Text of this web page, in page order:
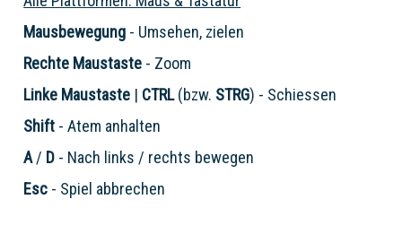
Mausbewegung - Umsehen, zielen
Rechte Maustaste - Zoom
Linke Maustaste | CTRL(bzw. STRG) - Schiessen
Shift - Atem anhalten
A/ D - Nach links / rechts bewegen
Esc - Spiel abbrechen